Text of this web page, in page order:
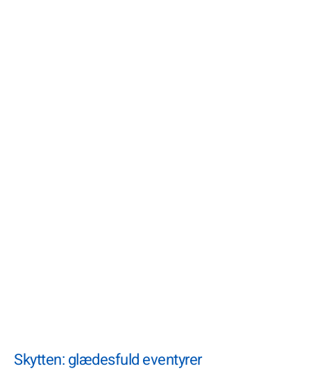
Skytten: glædesfuld eventyrer